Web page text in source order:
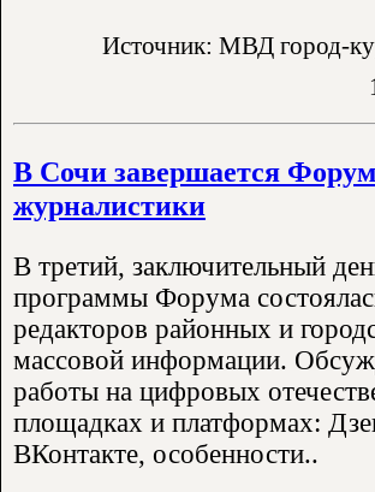
Источник: МВД город-
В Сочи завершается
журналистики
В третий, заключительный
программы Форума
редакторов районных и
массовой информации.
работы на цифровых
площадках и платформах:
ВКонтакте, особенности..